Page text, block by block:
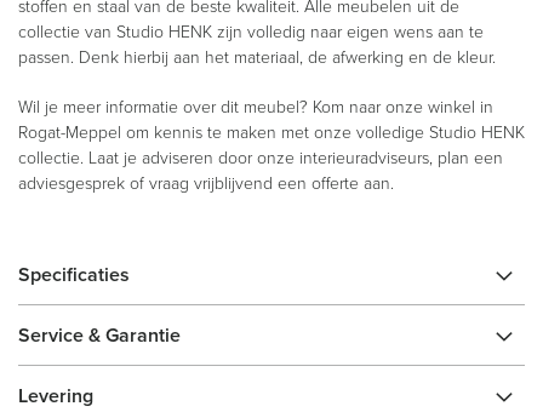
stoffen en staal van de beste kwaliteit. Alle meubelen uit de
collectie van Studio HENK zijn volledig naar eigen wens aan te
passen. Denk hierbij aan het materiaal, de afwerking en de kleur.
Wil je meer informatie over dit meubel? Kom naar onze winkel in
Rogat-Meppel om kennis te maken met onze volledige Studio HENK
collectie. Laat je adviseren door onze interieuradviseurs, plan een
adviesgesprek of vraag vrijblijvend een offerte aan.
Specificaties
Service & Garantie
Levering